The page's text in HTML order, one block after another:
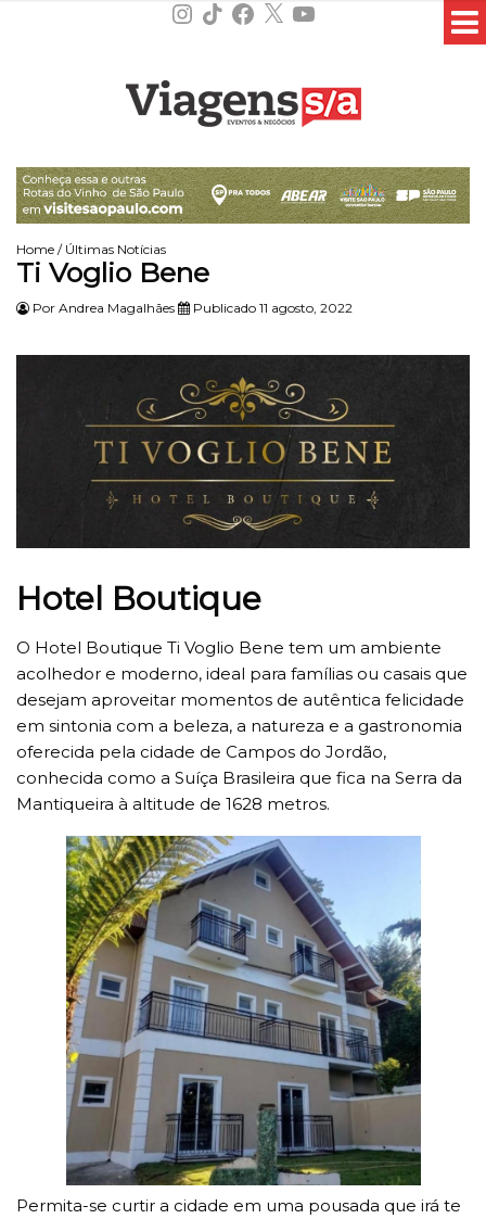
Instagram
TikTokFacebook
X YouTube
Home / Últimas Notícias
Ti Voglio Bene
Por Andrea Magalhães Publicado 11 agosto, 2022
Hotel Boutique
O Hotel Boutique Ti Voglio Bene tem um ambiente
acolhedor e moderno, ideal para famílias ou casais que
desejam aproveitar momentos de autêntica felicidade
em sintonia com a beleza, a natureza e a gastronomia
oferecida pela cidade de Campos do Jordão,
conhecida como a Suíça Brasileira que fica na Serra da
Mantiqueira à altitude de 1628 metros.
Permita-se curtir a cidade em uma pousada que irá te